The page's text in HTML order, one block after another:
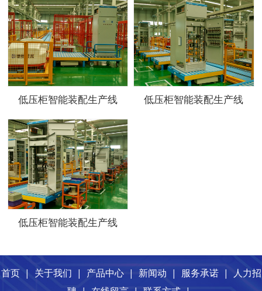
低压柜智能装配生产线 低压柜智能装配生产线
低压柜智能装配生产线
首页| 关于我们 | 产品中心| 新闻动 | 服务承诺|
人力招